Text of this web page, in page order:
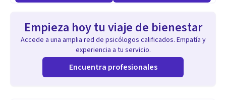
Empieza hoy tu viaje de bienestar
Accede a una amplia red de psicólogos calificados. Empatía y
experiencia a tu servicio.
Encuentra profesionales